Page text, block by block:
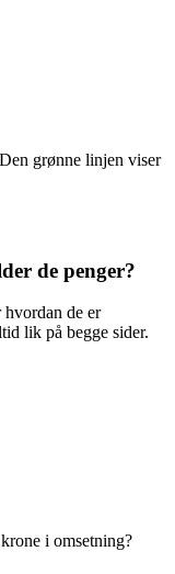
grønne linjen viser
de penger?
hvordan de er
lik på begge sider.
i omsetning?